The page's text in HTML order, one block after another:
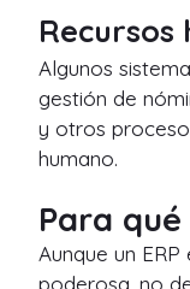
Recursos
Algunos
gestión de
y otros
humano.
Para
Aunque un
poderosa, no